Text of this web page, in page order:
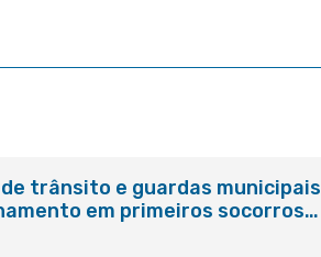
trânsito e guardas municipais
em primeiros socorros